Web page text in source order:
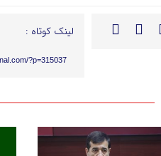
لینک کوتاه :
?p=315037